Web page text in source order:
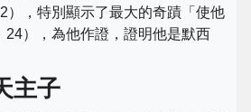
），特別顯示了最大的奇蹟「使他
24），為他作證，證明他是默西
主子